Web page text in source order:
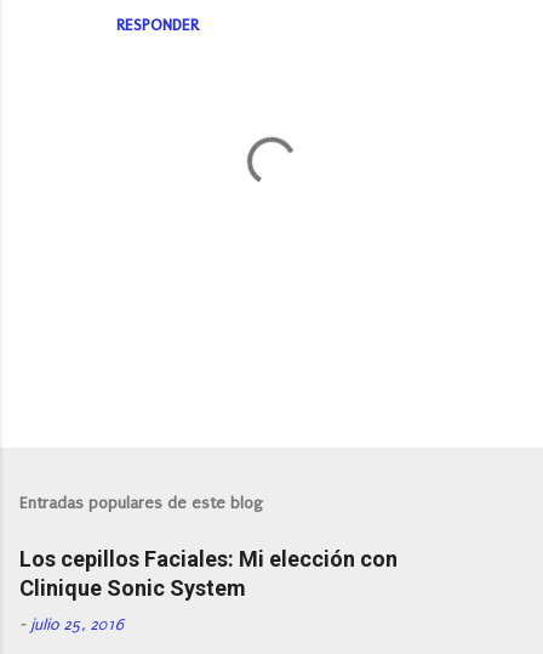
RESPONDER
l
a
r
n
Entradas populares de este blog
Los cepillos Faciales: Mi elección con
Clinique Sonic System
- julio 25, 2016